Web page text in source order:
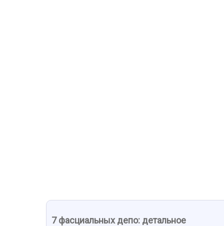
7 фасциальных депо: детальное